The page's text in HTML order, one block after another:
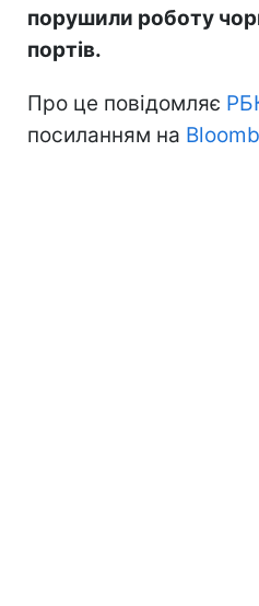
порушили роботу
портів.
Про це повідомляє
посиланням на